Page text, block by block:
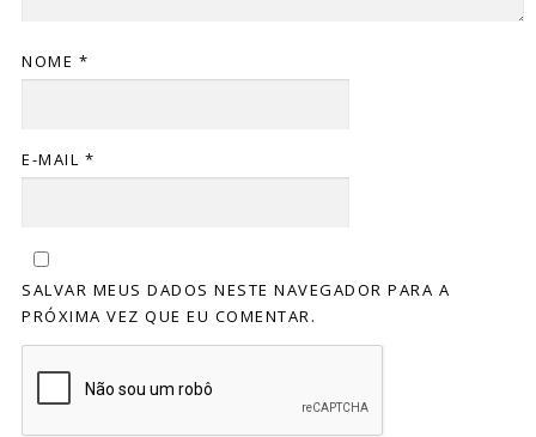
NOME *
E-MAIL *
SALVAR MEUS DADOS NESTE NAVEGADOR PARA A
PRÓXIMA VEZ QUE EU COMENTAR.